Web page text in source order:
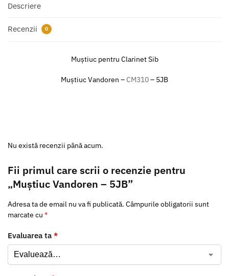
Descriere
Recenzii 0
Muștiuc pentru Clarinet Sib
Muștiuc Vandoren –CM310– 5JB
Nu există recenzii până acum.
Fii primul care scrii o recenzie pentru
„Muștiuc Vandoren – 5JB”
Adresa ta de email nu va fi publicată. Câmpurile obligatorii sunt
marcate cu *
Evaluarea ta *